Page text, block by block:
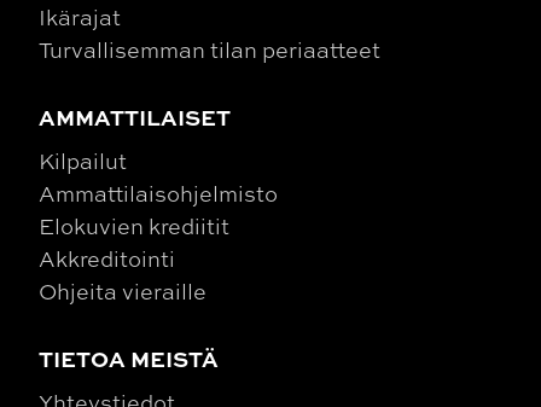
Ikärajat
Turvallisemman tilan periaatteet
AMMATTILAISET
Kilpailut
Ammattilaisohjelmisto
Elokuvien krediitit
Akkreditointi
Ohjeita vieraille
TIETOA MEISTÄ